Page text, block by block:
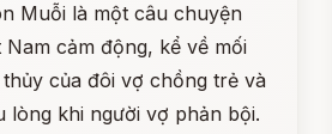
Muỗi là một câu chuyện
Nam cảm động, kể về mối
của đôi vợ chồng trẻ và
lòng khi người vợ phản bội.